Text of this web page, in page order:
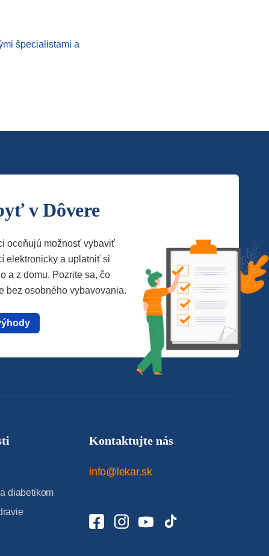
špecialistami a
v Dôvere
oceňujú možnosť vybaviť
elektronicky a uplatniť si
a z domu. Pozrite sa, čo
bez osobného vybavovania.
diabetikom
Kontaktujte nás
info@lekar.sk